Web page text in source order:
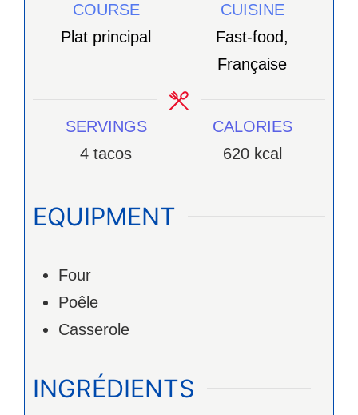
COURSE
Plat principal
CUISINE
Fast-food,
Française
SERVINGS
4 tacos
CALORIES
620 kcal
EQUIPMENT
Four
Poêle
Casserole
INGRÉDIENTS